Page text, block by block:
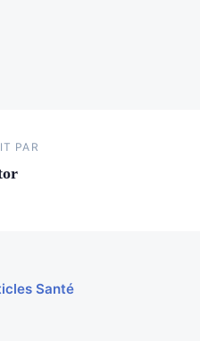
PAR
Santé